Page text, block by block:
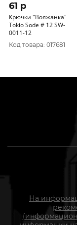
61 p
Крючки "Волжанка"
Tokio Sode # 12 SW-
0011-12
Код товара: 017681
На